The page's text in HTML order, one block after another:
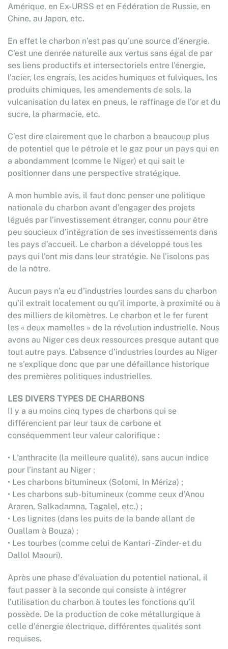
Amérique, en Ex-URSS et en Fédération de Russie, en
Chine, au Japon, etc.
En effet le charbon n’est pas qu’une source d’énergie.
C’est une denrée naturelle aux vertus sans égal de par
ses liens productifs et intersectoriels entre l’énergie,
l’acier, les engrais, les acides humiques et fulviques, les
produits chimiques, les amendements de sols, la
vulcanisation du latex en pneus, le raffinage de l’or et du
sucre, la pharmacie, etc.
C’est dire clairement que le charbon a beaucoup plus
de potentiel que le pétrole et le gaz pour un pays qui en
a abondamment (comme le Niger) et qui sait le
positionner dans une perspective stratégique.
A mon humble avis, il faut donc penser une politique
nationale du charbon avant d’engager des projets
légués par l’investissement étranger, connu pour être
peu soucieux d’intégration de ses investissements dans
les pays d’accueil. Le charbon a développé tous les
pays qui l’ont mis dans leur stratégie. Ne l’isolons pas
de la nôtre.
Aucun pays n’a eu d’industries lourdes sans du charbon
qu’il extrait localement ou qu’il importe, à proximité ou à
des milliers de kilomètres. Le charbon et le fer furent
les « deux mamelles » de la révolution industrielle. Nous
avons au Niger ces deux ressources presque autant que
tout autre pays. L’absence d’industries lourdes au Niger
ne s’explique donc que par une défaillance historique
des premières politiques industrielles.
LES DIVERS TYPES DE CHARBONS
Il y a au moins cinq types de charbons qui se
différencient par leur taux de carbone et
conséquemment leur valeur calorifique :
• L'anthracite (la meilleure qualité), sans aucun indice
pour l’instant au Niger ;
• Les charbons bitumineux (Solomi, In Mériza) ;
• Les charbons sub-bitumineux (comme ceux d’Anou
Araren, Salkadamna, Tagalel, etc.) ;
• Les lignites (dans les puits de la bande allant de
Ouallam à Bouza) ;
• Les tourbes (comme celui de Kantari -Zinder- et du
Dallol Maouri).
Après une phase d’évaluation du potentiel national, il
faut passer à la seconde qui consiste à intégrer
l’utilisation du charbon à toutes les fonctions qu’il
possède. De la production de coke métallurgique à
celle d’énergie électrique, différentes qualités sont
requises.